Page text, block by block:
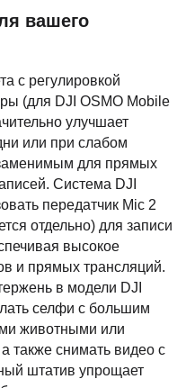
вашего
с регулировкой
(для DJI OSMO Mobile
улучшает
или при слабом
для прямых
Система DJI
передатчик Mic 2
отдельно) для записи
высокое
и прямых трансляций.
в модели DJI
селфи с большим
животными или
также снимать видео с
штатив упрощает